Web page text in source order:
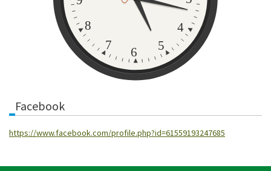
4
5
6
7
8
Facebook
https://www.facebook.com/profile.php?id=61559193247685